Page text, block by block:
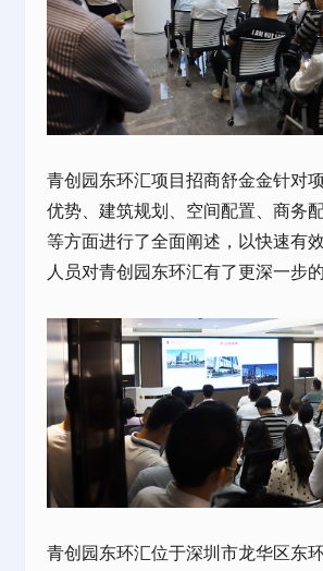
青创园东环汇项目招商舒金金针对
优势、建筑规划、空间配置、商务
等方面进行了全面阐述，以快速有
人员对青创园东环汇有了更深一步的
青创园东环汇位于深圳市龙华区东